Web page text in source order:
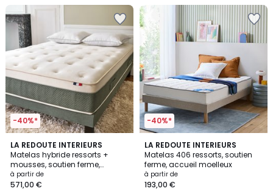
-40%*
LA REDOUTE INTERIEURS
Matelas hybride ressorts +
mousses, soutien ferme,
accueil enveloppant
à partir de
571,00 €
4,4
/ 5
-40%*
LA REDOUTE INTERIEURS
Matelas 406 ressorts, soutien
ferme, accueil moelleux
à partir de
193,00 €
3,6
/ 5